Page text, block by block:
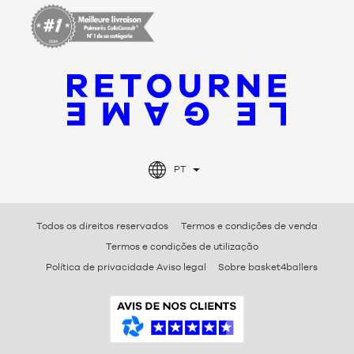
PT
Todos os direitos reservados
Termos e condições de venda
Termos e condições de utilização
Política de privacidade Aviso legal
Sobre basket4ballers